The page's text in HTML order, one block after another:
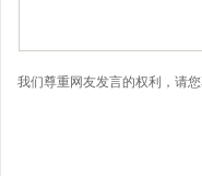
我们尊重网友发言的权利，请您